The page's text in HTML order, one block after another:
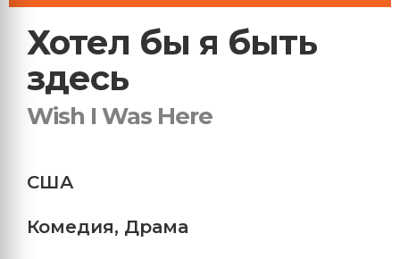
Хотел бы я быть
здесь
Wish I Was Here
США
Комедия, Драма